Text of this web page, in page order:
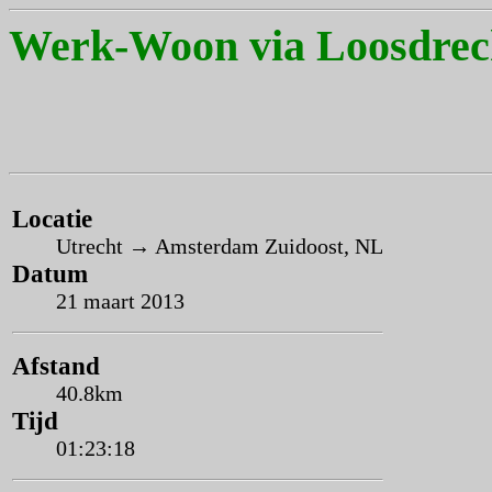
Werk-Woon via
Locatie
Utrecht → Amsterdam Zuidoost, NL
Datum
21 maart 2013
Afstand
40.8km
Tijd
01:23:18